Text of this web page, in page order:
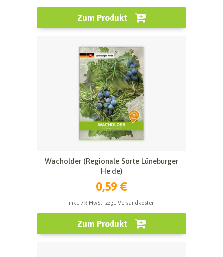
Zum Produkt
Wacholder (Regionale Sorte Lüneburger
Heide)
0,59 €
inkl. 7% MwSt. zzgl. Versandkosten
Zum Produkt